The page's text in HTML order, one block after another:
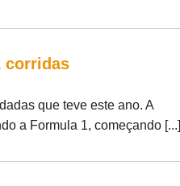
corridas
que teve este ano. A
a Formula 1, começando [...]